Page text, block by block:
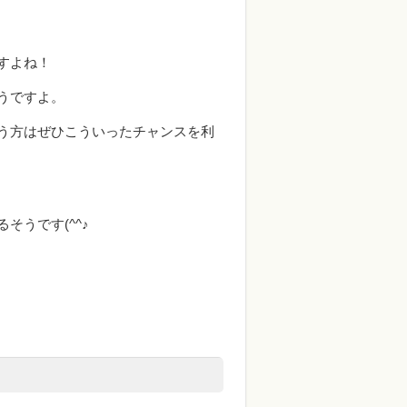
よね！
すよ。
方はぜひこういったチャンスを利
そうです(^^♪